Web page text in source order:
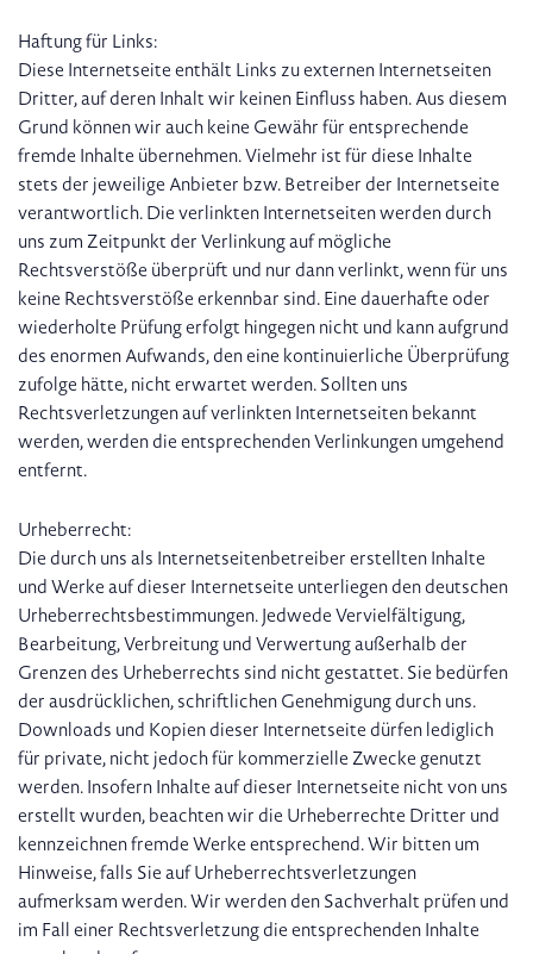
Haftung für Links:
Diese Internetseite enthält Links zu externen Internetseiten
Dritter, auf deren Inhalt wir keinen Einfluss haben. Aus diesem
Grund können wir auch keine Gewähr für entsprechende
fremde Inhalte übernehmen. Vielmehr ist für diese Inhalte
stets der jeweilige Anbieter bzw. Betreiber der Internetseite
verantwortlich. Die verlinkten Internetseiten werden durch
uns zum Zeitpunkt der Verlinkung auf mögliche
Rechtsverstöße überprüft und nur dann verlinkt, wenn für uns
keine Rechtsverstöße erkennbar sind. Eine dauerhafte oder
wiederholte Prüfung erfolgt hingegen nicht und kann aufgrund
des enormen Aufwands, den eine kontinuierliche Überprüfung
zufolge hätte, nicht erwartet werden. Sollten uns
Rechtsverletzungen auf verlinkten Internetseiten bekannt
werden, werden die entsprechenden Verlinkungen umgehend
entfernt.
Urheberrecht:
Die durch uns als Internetseitenbetreiber erstellten Inhalte
und Werke auf dieser Internetseite unterliegen den deutschen
Urheberrechtsbestimmungen. Jedwede Vervielfältigung,
Bearbeitung, Verbreitung und Verwertung außerhalb der
Grenzen des Urheberrechts sind nicht gestattet. Sie bedürfen
der ausdrücklichen, schriftlichen Genehmigung durch uns.
Downloads und Kopien dieser Internetseite dürfen lediglich
für private, nicht jedoch für kommerzielle Zwecke genutzt
werden. Insofern Inhalte auf dieser Internetseite nicht von uns
erstellt wurden, beachten wir die Urheberrechte Dritter und
kennzeichnen fremde Werke entsprechend. Wir bitten um
Hinweise, falls Sie auf Urheberrechtsverletzungen
aufmerksam werden. Wir werden den Sachverhalt prüfen und
im Fall einer Rechtsverletzung die entsprechenden Inhalte